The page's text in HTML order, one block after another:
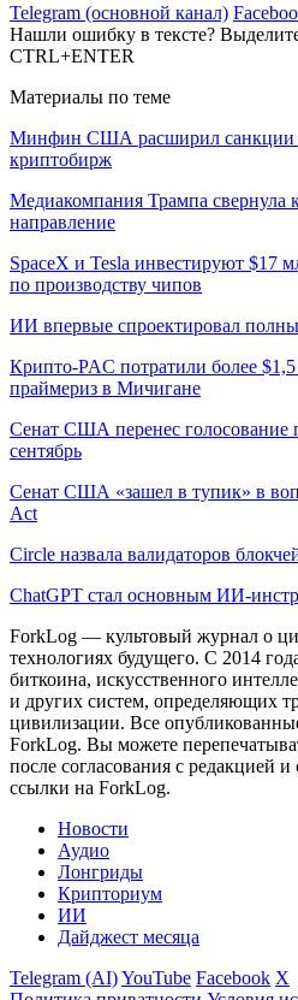
Telegram (основной канал)
Нашли ошибку в тексте?
CTRL+ENTER
Материалы по теме
Минфин США расширил санкции
криптобирж
Медиакомпания Трампа свернула
направление
SpaceX и Tesla инвестируют $17
по производству чипов
ИИ впервые спроектировал
Крипто-PAC потратили более
праймериз в Мичигане
Сенат США перенес голосование
сентябрь
Сенат США «зашел в тупик» в
Act
Circle назвала валидаторов
ChatGPT стал основным ИИ-
ForkLog — культовый журнал о
технологиях будущего. С 2014
биткоина, искусственного
и других систем, определяющих
цивилизации. Все
ForkLog. Вы можете
после согласования с редакцией
ссылки на ForkLog.
Новости
Аудио
Лонгриды
Крипториум
ИИ
Дайджест месяца
Telegram (AI)YouTube Facebook X